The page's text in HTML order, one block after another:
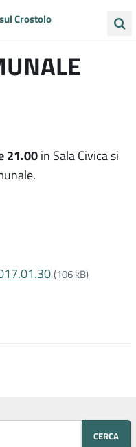
Crostolo
VIVI VEZZANO
21.00 in Sala Civica si
(106 kB)